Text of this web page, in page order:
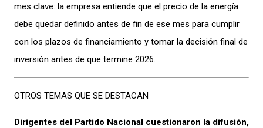
mes clave: la empresa entiende que el precio de la energía
debe quedar definido antes de fin de ese mes para cumplir
con los plazos de financiamiento y tomar la decisión final de
inversión antes de que termine 2026.
OTROS TEMAS QUE SE DESTACAN
Dirigentes del Partido Nacional cuestionaron la difusión,